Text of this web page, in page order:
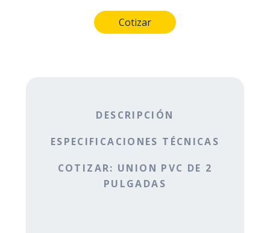
DESCRIPCIÓN
ESPECIFICACIONES TÉCNICAS
COTIZAR: UNION PVC DE 2
PULGADAS